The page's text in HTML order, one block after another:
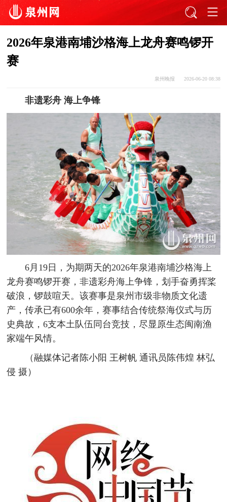
2026年泉港南埔沙格海上龙舟赛鸣锣开
赛
泉州晚报 2026-06-20 08:38
非遗彩舟 海上争锋
6月19日，为期两天的2026年泉港南埔沙格海上
龙舟赛鸣锣开赛，非遗彩舟海上争锋，划手奋勇挥桨
破浪，锣鼓喧天。该赛事是泉州市级非物质文化遗
产，传承已有600余年，赛事结合传统祭海仪式与历
史典故，6支本土队伍同台竞技，尽显原生态闽南渔
家端午风情。
（融媒体记者陈小阳 王树帆 通讯员陈伟煌 林弘
侵 摄）